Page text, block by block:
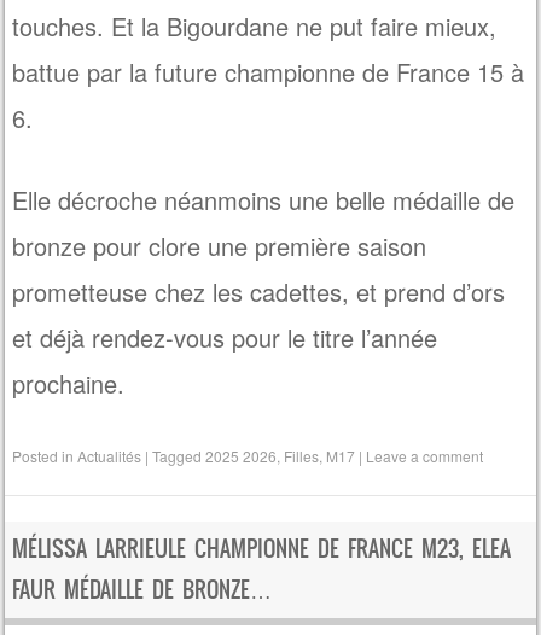
touches. Et la Bigourdane ne put faire mieux,
battue par la future championne de France 15 à
6.
Elle décroche néanmoins une belle médaille de
bronze pour clore une première saison
prometteuse chez les cadettes, et prend d’ors
et déjà rendez-vous pour le titre l’année
prochaine.
Posted inActualités |Tagged2025 2026 Filles M17 | Leave a comment
MÉLISSA LARRIEULE CHAMPIONNE DE FRANCE M23, ELEA
FAUR MÉDAILLE DE BRONZE…